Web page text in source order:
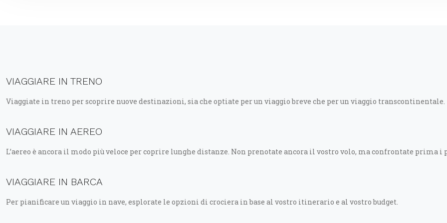
VIAGGIARE IN TRENO
Viaggiate in treno per scoprire nuove destinazioni, sia che optiate per un viaggio breve che per un viaggio transcontinentale.
VIAGGIARE IN AEREO
L’aereo è ancora il modo più veloce per coprire lunghe distanze. Non prenotate ancora il vostro volo, ma confrontate prima i
VIAGGIARE IN BARCA
Per pianificare un viaggio in nave, esplorate le opzioni di crociera in base al vostro itinerario e al vostro budget.